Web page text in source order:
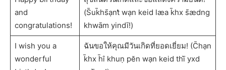
and
congratulations!
(S̄uk̄hs̄ạnt̒ wạn keid læa k̄hx s̄ædng
khwām yindī!)
I wish you a
wonderful
ฉันขอให้คุณมีวันเกิดที่ยอดเยี่ยม! (C̄hạn
k̄hx h̄ı̂ khuṇ pĕn wạn keid thī̀ yxd